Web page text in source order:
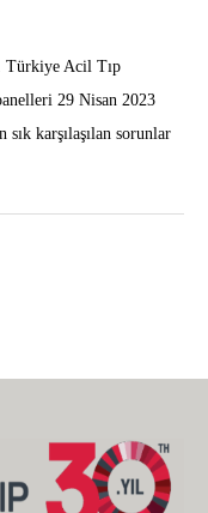
Türkiye Acil Tıp
29 Nisan 2023
karşılaşılan sorunlar